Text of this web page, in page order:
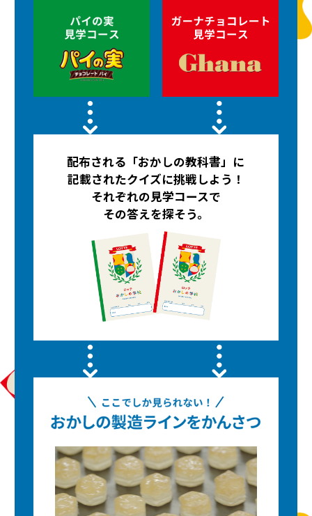
配布される「おかしの教科書」に
記載されたクイズに挑戦しよう！
それぞれの見学コースで
その答えを探そう。